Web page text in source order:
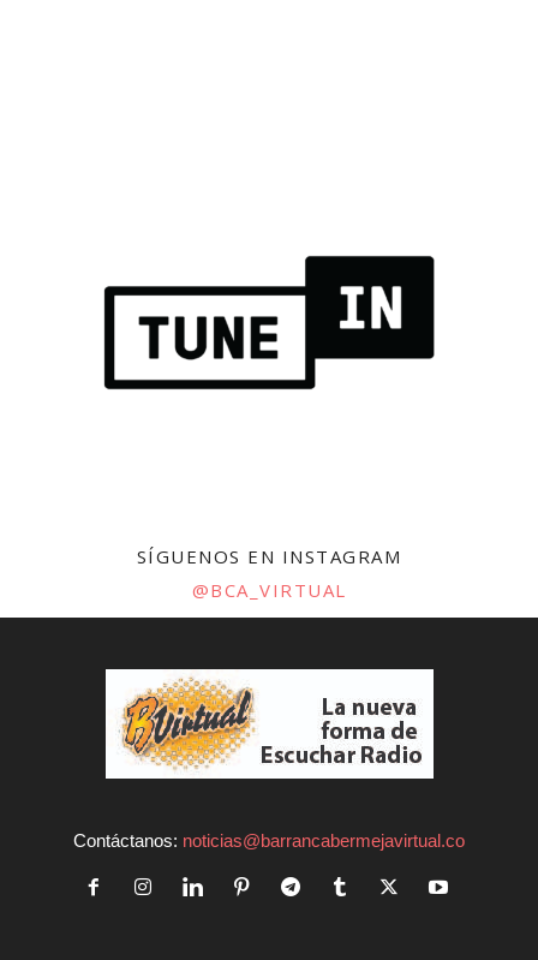
SÍGUENOS EN INSTAGRAM
@BCA_VIRTUAL
Contáctanos: noticias@barrancabermejavirtual.co